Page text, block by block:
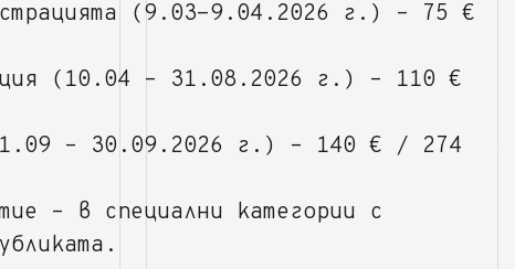
(9.03-9.04.2026 г.) – 75 €
(10.04 – 31.08.2026 г.) – 110 €
– 30.09.2026 г.) – 140 € / 274
– в специални категории с